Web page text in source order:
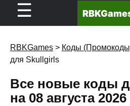
☰
RBKGames > Коды
для Skullgirls
Все новые коды
на 08 августа 2026